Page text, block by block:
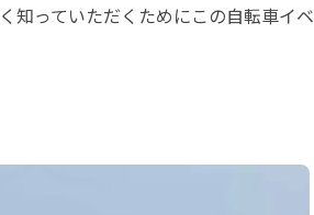
知っていただくためにこの自転車イベ